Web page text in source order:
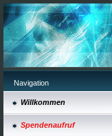
Navigation
Willkommen
Spendenaufruf